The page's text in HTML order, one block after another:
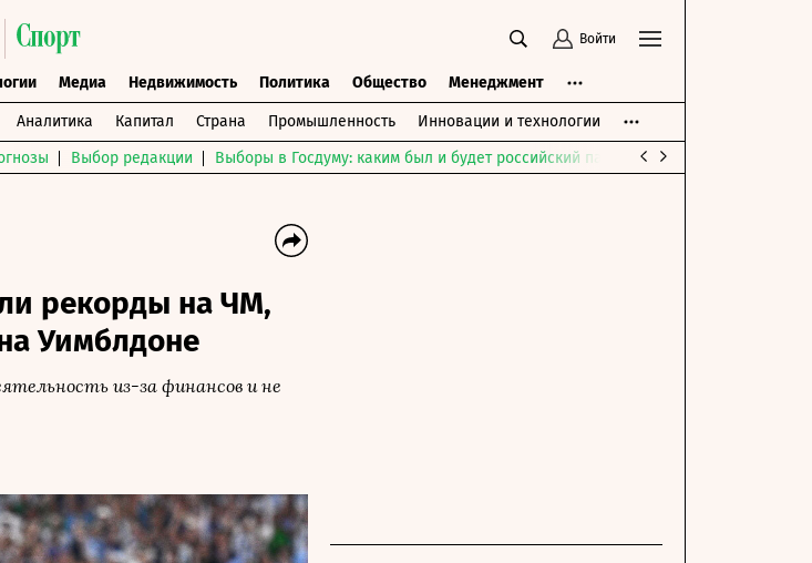
Войти
Медиа Недвижимость Политика Общество Менеджмент
Аналитика Капитал Страна Промышленность Инновации и технологии
Выбор редакции Выборы в Госдуму: каким был и будет российский парламент
рекорды на ЧМ,
Уимблдоне
из-за финансов и не